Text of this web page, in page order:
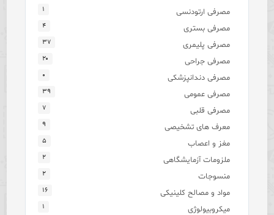
مصرفی ارتودنسی ۱
مصرفی بستری ۴
مصرفی پلیمری ۳۷
مصرفی جراحی ۲۰
مصرفی دندانپزشکی ۰
مصرفی عمومی ۳۹
مصرفی قلبی ۷
معرف های تشخیصی ۹
مغز و اعصاب ۵
ملزومات آزمایشگاهی ۲
منسوجات ۲
مواد و مصالح کلینیکی ۱۶
میکروبیولوژی ۱